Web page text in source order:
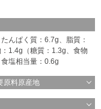
んぱく質：6.7g、脂質：
1.4g（糖質：1.3g、食物
塩相当量：0.6g
原料原産地